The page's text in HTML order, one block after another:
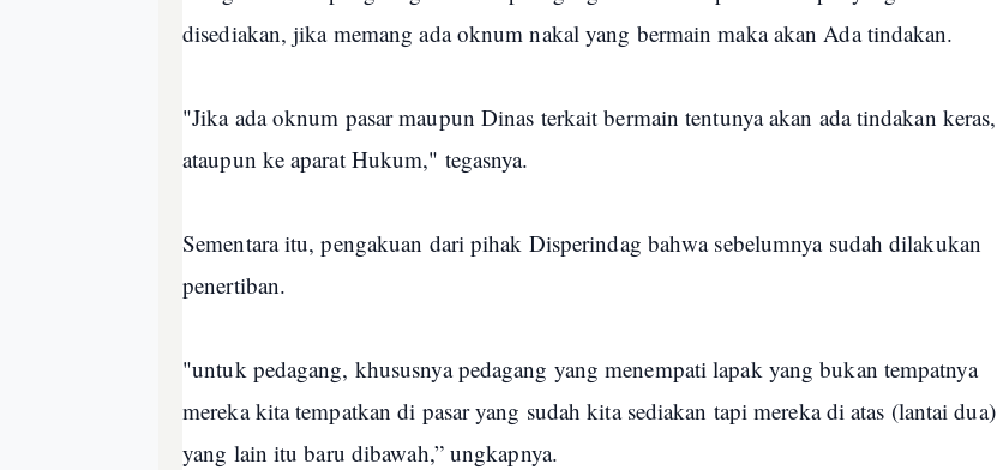
disediakan, jika memang ada oknum nakal yang bermain maka akan Ada tindakan.
"Jika ada oknum pasar maupun Dinas terkait bermain tentunya akan ada tindakan keras,
ataupun ke aparat Hukum," tegasnya.
Sementara itu, pengakuan dari pihak Disperindag bahwa sebelumnya sudah dilakukan
penertiban.
"untuk pedagang, khususnya pedagang yang menempati lapak yang bukan tempatnya
mereka kita tempatkan di pasar yang sudah kita sediakan tapi mereka di atas (lantai dua)
yang lain itu baru dibawah,” ungkapnya.